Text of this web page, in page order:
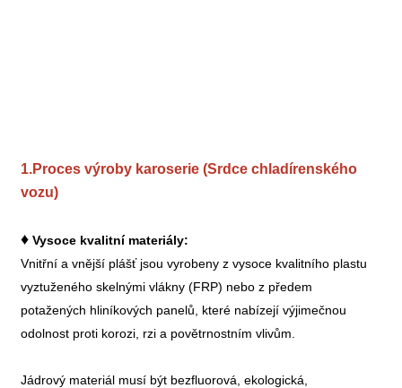
1.Proces výroby karoserie (Srdce chladírenského
vozu)
♦ Vysoce kvalitní materiály:
Vnitřní a vnější plášť jsou vyrobeny z vysoce kvalitního plastu
vyztuženého skelnými vlákny (FRP) nebo z předem
potažených hliníkových panelů, které nabízejí výjimečnou
odolnost proti korozi, rzi a povětrnostním vlivům.
Jádrový materiál musí být bezfluorová, ekologická,